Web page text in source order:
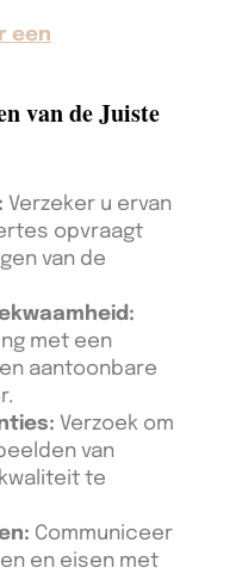
een
van de Juiste
Verzeker u ervan
opvraagt
van de
met een
aantoonbare
Verzoek om
van
te
Communiceer
en eisen met